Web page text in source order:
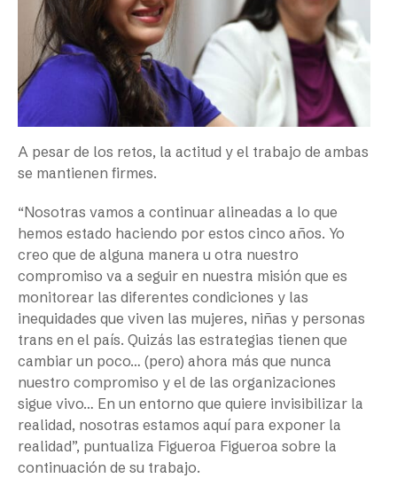
A pesar de los retos, la actitud y el trabajo de ambas
se mantienen firmes.
“Nosotras vamos a continuar alineadas a lo que
hemos estado haciendo por estos cinco años. Yo
creo que de alguna manera u otra nuestro
compromiso va a seguir en nuestra misión que es
monitorear las diferentes condiciones y las
inequidades que viven las mujeres, niñas y personas
trans en el país. Quizás las estrategias tienen que
cambiar un poco… (pero) ahora más que nunca
nuestro compromiso y el de las organizaciones
sigue vivo… En un entorno que quiere invisibilizar la
realidad, nosotras estamos aquí para exponer la
realidad”, puntualiza Figueroa Figueroa sobre la
continuación de su trabajo.